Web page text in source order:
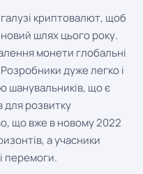
криптовалют, щоб
шлях цього року.
монети глобальні
дуже легко і
шанувальників, що є
для розвитку
що вже в новому 2022
а учасники
перемоги.